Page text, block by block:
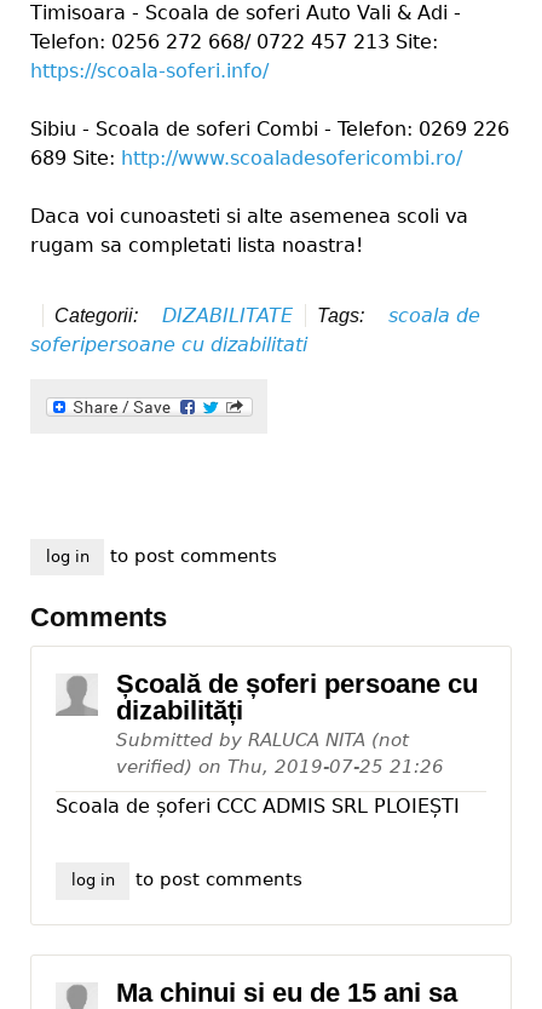
Timisoara - Scoala de soferi Auto Vali & Adi -
Telefon: 0256 272 668/ 0722 457 213 Site:
https://scoala-soferi.info/
Sibiu - Scoala de soferi Combi - Telefon: 0269 226
689 Site: http://www.scoaladesofericombi.ro/
Daca voi cunoasteti si alte asemenea scoli va
rugam sa completati lista noastra!
Categorii: DIZABILITATE Tags:
scoala de
soferipersoane cu dizabilitati
log in to post comments
Comments
Școală de șoferi persoane cu
dizabilități
Submitted by RALUCA NITA (not
verified) on Thu, 2019-07-25 21:26
Scoala de șoferi CCC ADMIS SRL PLOIEȘTI
log in to post comments
Ma chinui si eu de 15 ani sa